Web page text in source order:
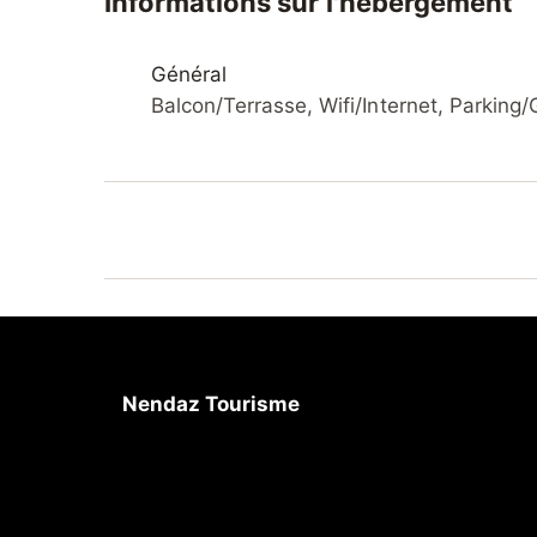
renommée sont facilement accessibles:
bus gratuit.
Général
Balcon/Terrasse, Wifi/Internet, Parking/
Nendaz Tourisme